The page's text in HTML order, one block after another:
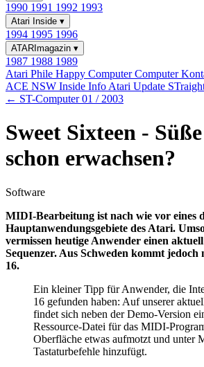
1990 1991 1992 1993
Atari Inside ▾
1994 1995 1996
ATARImagazin ▾
1987 1988 1989
Atari Phile Happy ComputerComputer
ACE NSW Inside Info Atari Update
← ST-Computer 01 / 2003
Sweet Sixteen -
schon erwachsen?
Software
MIDI-Bearbeitung ist nach wie vor eines
Hauptanwendungsgebiete des Atari.
vermissen heutige Anwender einen
Sequenzer. Aus Schweden kommt jedoch
16.
Ein kleiner Tipp für Anwender, die
16 gefunden haben: Auf unserer
findet sich neben der Demo-Version
Ressource-Datei für das MIDI-
Oberfläche etwas aufmotzt und unter
Tastaturbefehle hinzufügt.